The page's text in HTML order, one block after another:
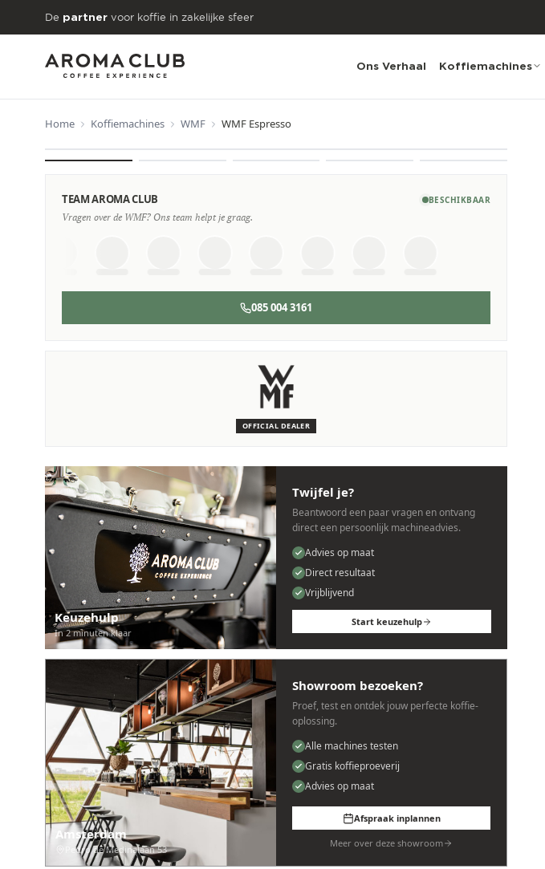
Skip to main content
De partner voor koffie in zakelijke sfeer
Ons Verhaal Koffiemachines
Home Koffiemachines WMF WMF Espresso
TEAM AROMA CLUB BESCHIKBAAR
Vragen over de WMF? Ons team helpt je graag.
085 004 3161
OFFICIAL DEALER
Keuzehulp
In 2 minuten klaar
Twijfel je?
Beantwoord een paar vragen en ontvang
direct een persoonlijk machineadvies.
Advies op maat
Direct resultaat
Vrijblijvend
Start keuzehulp
Amsterdam
Pedro de Medinalaan 53
Showroom bezoeken?
Proef, test en ontdek jouw perfecte koffie-
oplossing.
Alle machines testen
Gratis koffieproeverij
Advies op maat
Afspraak inplannen
Meer over deze showroom